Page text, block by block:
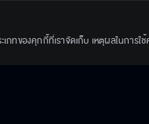
ทของคุกกี้ที่เราจัดเก็บ เหตุผลในการใ